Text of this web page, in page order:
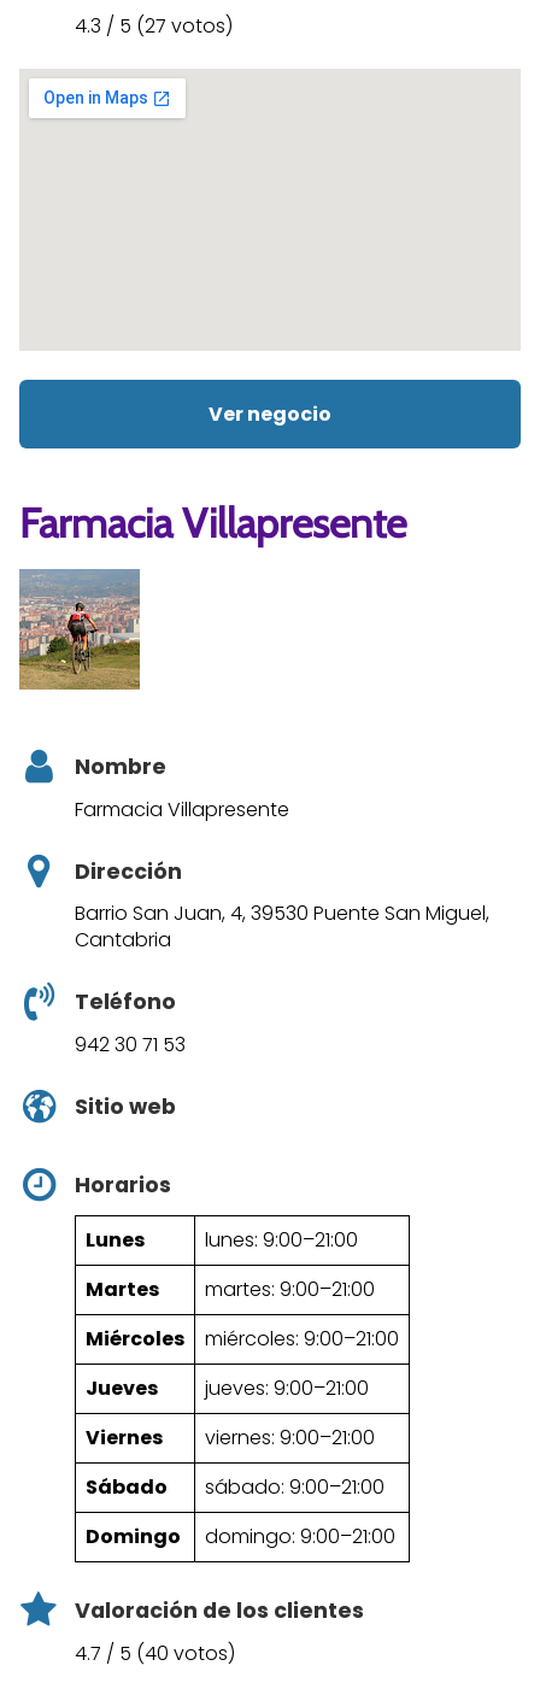
4.3 / 5 (27 votos)
Ver negocio
Farmacia Villapresente
Nombre
Farmacia Villapresente
Dirección
Barrio San Juan, 4, 39530 Puente San Miguel,
Cantabria
Teléfono
942 30 71 53
Sitio web
Horarios
Lunes
lunes: 9:00–21:00
Martes
martes: 9:00–21:00
Miércoles
miércoles: 9:00–21:00
Jueves
jueves: 9:00–21:00
Viernes
viernes: 9:00–21:00
Sábado
sábado: 9:00–21:00
Domingo
domingo: 9:00–21:00
Valoración de los clientes
4.7 / 5 (40 votos)